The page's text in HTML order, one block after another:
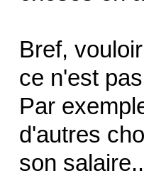
Bref,
ce n'est
Par
d'autres
son